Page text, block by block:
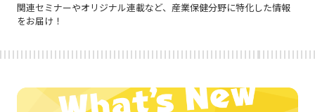
関連セミナーやオリジナル連載など、産業保健分野に特化した情報
をお届け！